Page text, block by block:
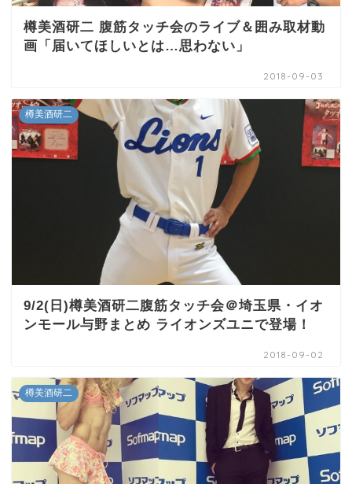
樽美酒研二 腹筋タッチ会のライブ＆囲み取材動
画「届いてほしいとは…思わない」
2018-09-03
樽美酒研二
9/2(日)樽美酒研二腹筋タッチ会＠埼玉県・イオ
ンモール与野まとめ ライオンズユニで登場！
2018-09-02
樽美酒研二